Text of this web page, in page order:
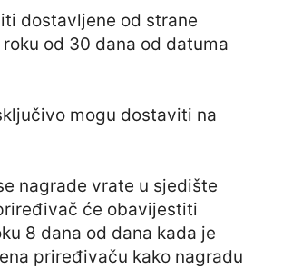
dostavljene od strane
od 30 dana od datuma
mogu dostaviti na
nagrade vrate u sjedište
će obavijestiti
8 dana od dana kada je
priređivaču kako nagradu